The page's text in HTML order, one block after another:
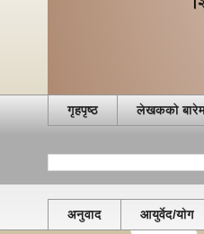
गृहपृष्ठ लेखकको
अनुवाद आयुर्वेद/याेग